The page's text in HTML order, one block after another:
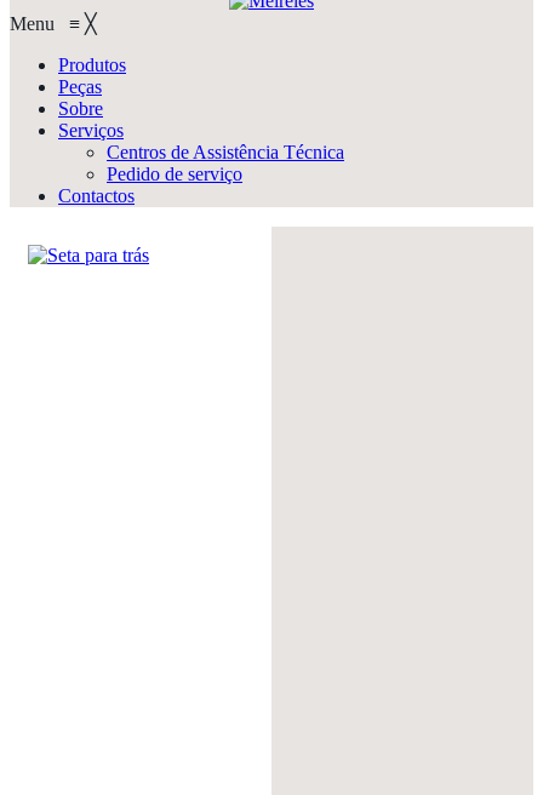
Menu ≡ ╳
Produtos
Peças
Sobre
Serviços
Centros de Assistência Técnica
Pedido de serviço
Contactos